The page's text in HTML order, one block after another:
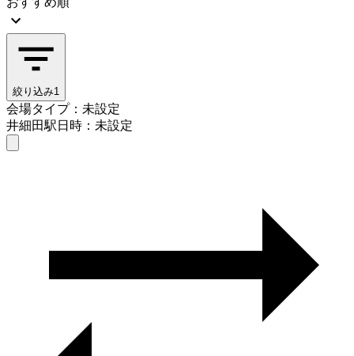
絞り込み1
会場タイプ：未設定
井細田駅日時：未設定